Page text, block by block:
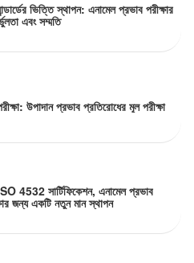
ভিত্তি স্থাপন: এনামেল প্রভাব পরীক্ষার
এবং সম্মতি
উপাদান প্রভাব প্রতিরোধের মূল পরীক্ষা
4532 সার্টিফিকেশন, এনামেল প্রভাব
জন্য একটি নতুন মান স্থাপন